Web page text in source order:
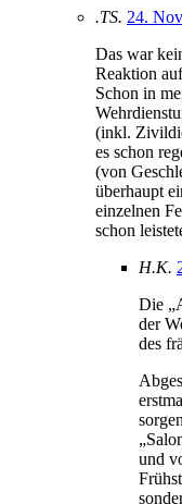
.TS. 24.
Das war
Reaktion
Schon in
(inkl.
es schon
(von
überhaupt
einzelnen
schon
H.K.
Die
der
des
und